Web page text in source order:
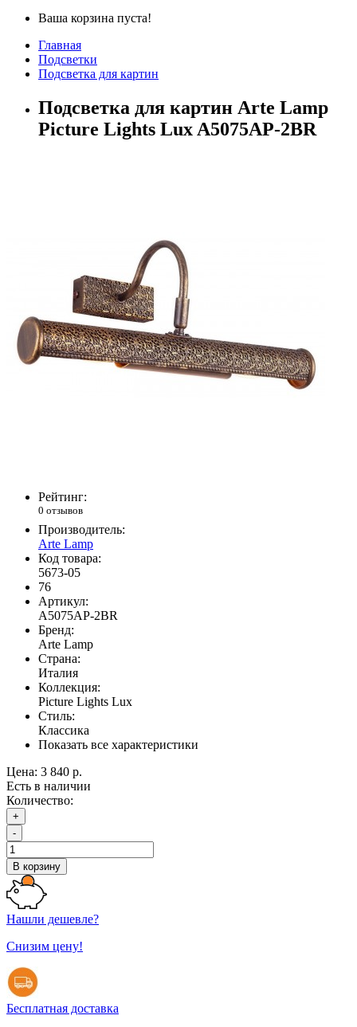
Ваша корзина пуста!
Главная
Подсветки
Подсветка для картин
Подсветка для картин Arte Lamp
Picture Lights Lux A5075AP-2BR
Рейтинг:
0 отзывов
Производитель:
Arte Lamp
Код товара:
5673-05
76
Артикул:
A5075AP-2BR
Бренд:
Arte Lamp
Страна:
Италия
Коллекция:
Picture Lights Lux
Стиль:
Классика
Показать все характеристики
Цена: 3 840 р.
Есть в наличии
Количество:
+
-
В корзину
Нашли дешевле?
Снизим цену!
Бесплатная доставка